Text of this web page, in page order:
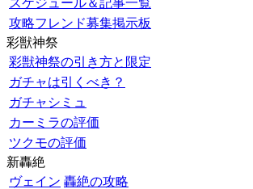
スケジュール＆記事一覧
攻略フレンド募集掲示板
彩獣神祭
彩獣神祭の引き方と限定
ガチャは引くべき？
ガチャシミュ
カーミラの評価
ツクモの評価
新轟絶
ヴェイン 轟絶の攻略